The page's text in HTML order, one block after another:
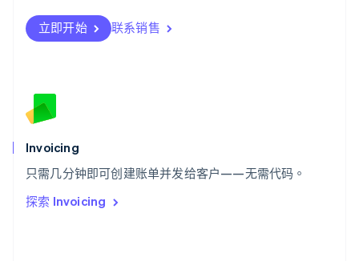
立即开始 联系销售
Invoicing
只需几分钟即可创建账单并发给客户——无需代码。
探索 Invoicing
Deutsch FrançaisItaliano English
塞浦路斯
English
ไทยEnglish
希腊
English
西班牙